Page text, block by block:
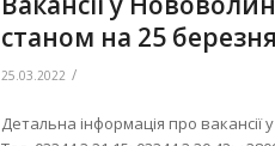
станом на 25
25.03.2022 /
Детальна інформація про вакансії